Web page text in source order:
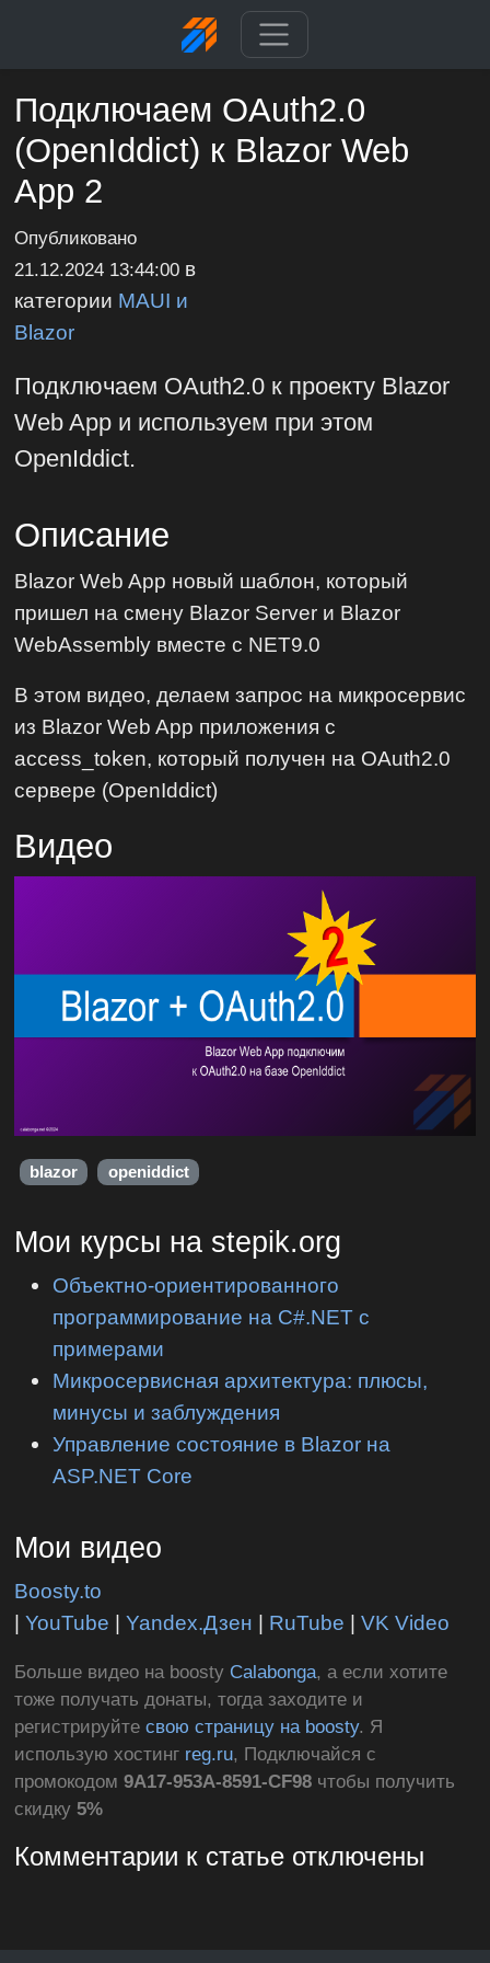
Подключаем OAuth2.0
(OpenIddict) к Blazor Web
App 2
Опубликовано
21.12.2024 13:44:00 в
категории MAUI и
Blazor
Подключаем OAuth2.0 к проекту Blazor
Web App и используем при этом
OpenIddict.
Описание
Blazor Web App новый шаблон, который
пришел на смену Blazor Server и Blazor
WebAssembly вместе с NET9.0
В этом видео, делаем запрос на микросервис
из Blazor Web App приложения с
access_token, который получен на OAuth2.0
сервере (OpenIddict)
Видео
blazor openiddict
Мои курсы на stepik.org
Объектно-ориентированного
программирование на C#.NET с
примерами
Микросервисная архитектура: плюсы,
минусы и заблуждения
Управление состояние в Blazor на
ASP.NET Core
Мои видео
Boosty.to
|YouTube |Yandex.Дзен | RuTube |VK Video
Больше видео на boosty Calabonga, а если хотите
тоже получать донаты, тогда заходите и
регистрируйтесвою страницу на boosty. Я
использую хостинг reg.ru, Подключайся с
промокодом9A17-953A-8591-CF98 чтобы получить
скидку5%
Комментарии к статье отключены